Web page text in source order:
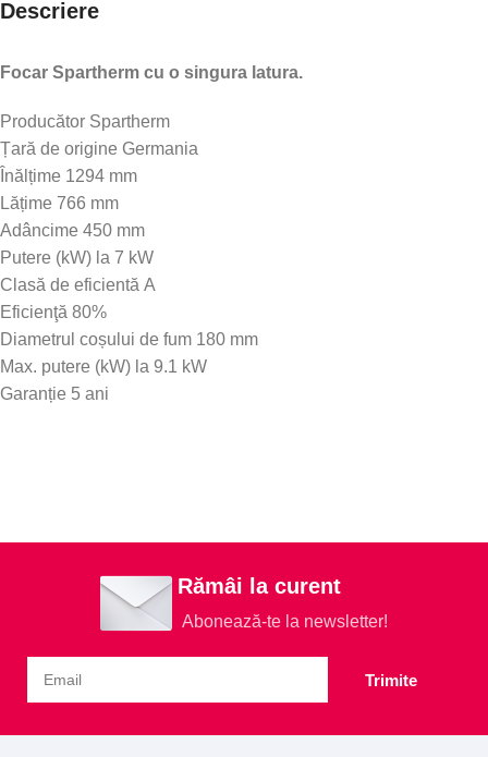
Descriere
Focar Spartherm cu o singura latura.
Producător Spartherm
Țară de origine Germania
Înălțime 1294 mm
Lățime 766 mm
Adâncime 450 mm
Putere (kW) la 7 kW
Clasă de eficientă A
Eficienţă 80%
Diametrul coșului de fum 180 mm
Max. putere (kW) la 9.1 kW
Garanție 5 ani
Rămâi la curent
Abonează-te la newsletter!
Trimite